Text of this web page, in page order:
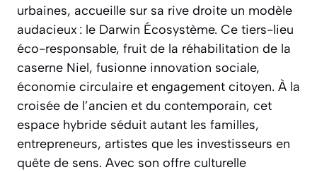
urbaines, accueille sur sa rive droite un modèle
audacieux : le Darwin Écosystème. Ce tiers-lieu
éco-responsable, fruit de la réhabilitation de la
caserne Niel, fusionne innovation sociale,
économie circulaire et engagement citoyen. À la
croisée de l’ancien et du contemporain, cet
espace hybride séduit autant les familles,
entrepreneurs, artistes que les investisseurs en
quête de sens. Avec son offre culturelle